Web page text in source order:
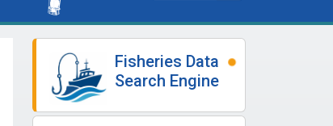
Fisheries Data
Search Engine